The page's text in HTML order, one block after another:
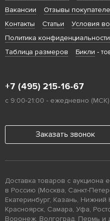
Вакансии
Отзывы
Контакты
Статьи
Условия
Политика конфиденциальности
Таблица размеров
Бикли -
+7 (495) 215-16-67
с 9:00-21:00 - ежедневно (МСК)
Заказать звонок
Доставка товаров с аукциона
в Россию (Москва, Санкт-
Екатеринбург, Казань,
Красноярск, Самара, Уфа,
Воронеж, Волгоград, Пермь и